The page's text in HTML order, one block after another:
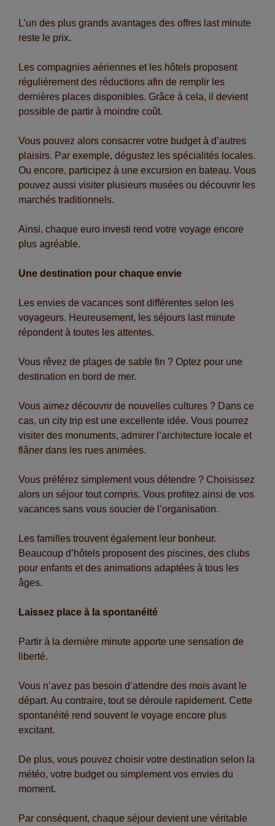
L’un des plus grands avantages des offres last minute
reste le prix.
Les compagnies aériennes et les hôtels proposent
régulièrement des réductions afin de remplir les
dernières places disponibles. Grâce à cela, il devient
possible de partir à moindre coût.
Vous pouvez alors consacrer votre budget à d’autres
plaisirs. Par exemple, dégustez les spécialités locales.
Ou encore, participez à une excursion en bateau. Vous
pouvez aussi visiter plusieurs musées ou découvrir les
marchés traditionnels.
Ainsi, chaque euro investi rend votre voyage encore
plus agréable.
Une destination pour chaque envie
Les envies de vacances sont différentes selon les
voyageurs. Heureusement, les séjours last minute
répondent à toutes les attentes.
Vous rêvez de plages de sable fin ? Optez pour une
destination en bord de mer.
Vous aimez découvrir de nouvelles cultures ? Dans ce
cas, un city trip est une excellente idée. Vous pourrez
visiter des monuments, admirer l’architecture locale et
flâner dans les rues animées.
Vous préférez simplement vous détendre ? Choisissez
alors un séjour tout compris. Vous profitez ainsi de vos
vacances sans vous soucier de l’organisation.
Les familles trouvent également leur bonheur.
Beaucoup d’hôtels proposent des piscines, des clubs
pour enfants et des animations adaptées à tous les
âges.
Laissez place à la spontanéité
Partir à la dernière minute apporte une sensation de
liberté.
Vous n’avez pas besoin d’attendre des mois avant le
départ. Au contraire, tout se déroule rapidement. Cette
spontanéité rend souvent le voyage encore plus
excitant.
De plus, vous pouvez choisir votre destination selon la
météo, votre budget ou simplement vos envies du
moment.
Par conséquent, chaque séjour devient une véritable